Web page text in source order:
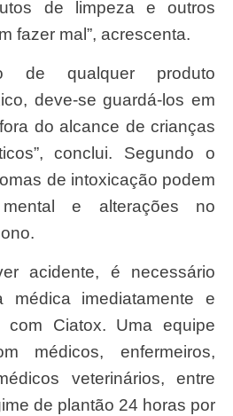
de limpeza e outros
fazer mal”, acrescenta.
deve-se guardá-los em
do alcance de crianças
conclui. Segundo o
de intoxicação podem
e alterações no
médica imediatamente e
com Ciatox. Uma equipe
médicos, enfermeiros,
veterinários, entre
de plantão 24 horas por